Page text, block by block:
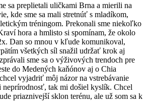
sa preplietali uličkami Brna a mierili na
kde sme sa mali stretnúť s mladíkom,
tréningom. Prekonali sme niekoľko
hora a hmlisto si spomínam, že okolo
Dan so mnou v kľude komunikoval,
všetkých síl snažil udržať krok aj
sme sa o výživových trendoch pre
do Medených kaňónov aj o Chia
vyjadriť môj názor na vstrebávanie
tak mi došiel kyslík. Chcel
priaznivejší sklon terénu, ale už som sa k